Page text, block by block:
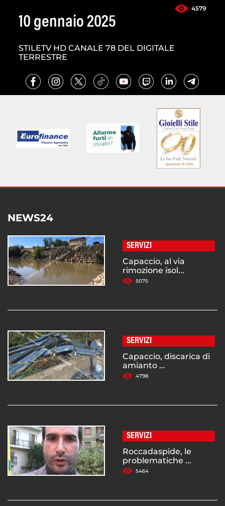
4579
10 gennaio 2025
STILETV HD CANALE 78 DEL DIGITALE
TERRESTRE
NEWS24
SERVIZI
Capaccio, al via
rimozione isol...
5075
SERVIZI
Capaccio, discarica di
amianto ...
4798
SERVIZI
Roccadaspide, le
problematiche ...
5464